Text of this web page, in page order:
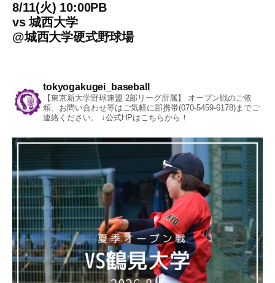
8/11(火) 10:00PB
vs城西大学
@城西大学硬式野球場
tokyogakugei_baseball
【東京新大学野球連盟 2部リーグ所属】
オープン戦のご依
頼、お問い合わせ等はご気軽に部携帯(070-5459-6178)までご
連絡ください。
↓公式HPはこちらから！